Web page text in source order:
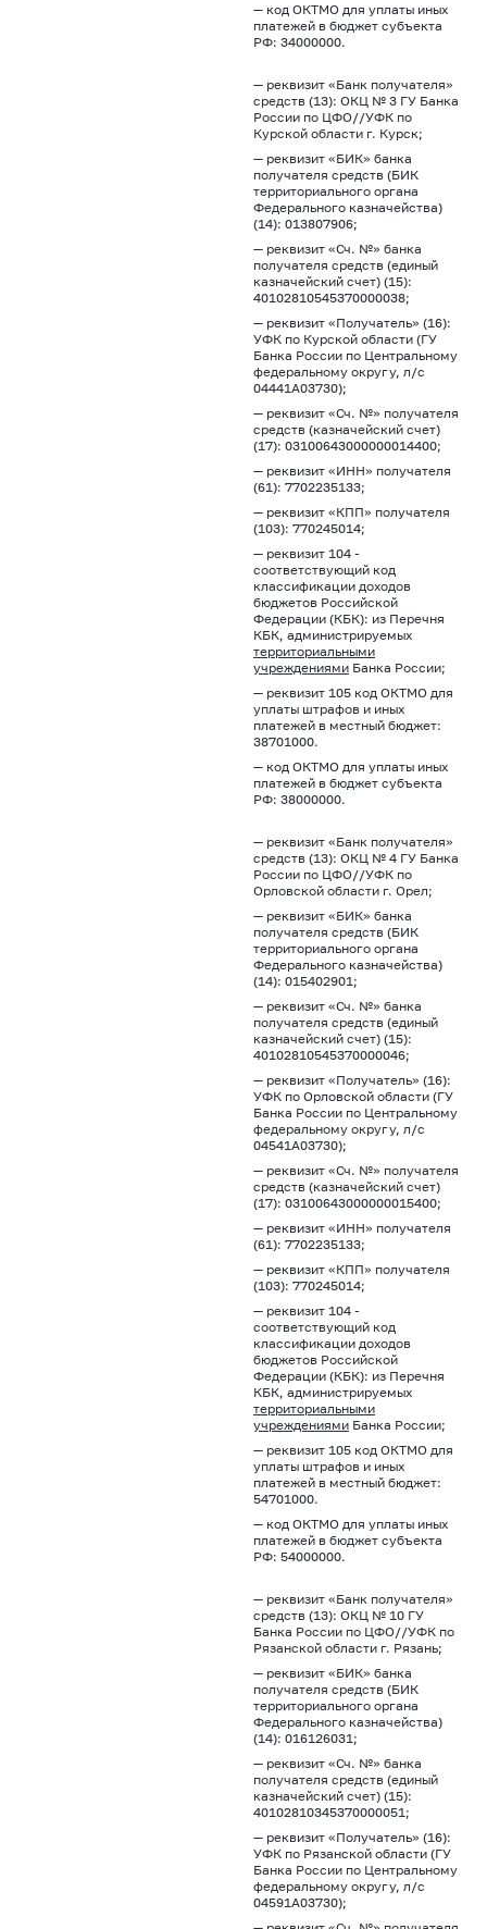
— код ОКТМО для уплаты иных
платежей в бюджет субъекта
РФ: 34000000.
— реквизит «Банк получателя»
средств (13): ОКЦ № 3 ГУ Банка
России по ЦФО//УФК по
Курской области г. Курск;
— реквизит «БИК» банка
получателя средств (БИК
территориального органа
Федерального казначейства)
(14): 013807906;
— реквизит «Сч. №» банка
получателя средств (единый
казначейский счет) (15):
40102810545370000038;
— реквизит «Получатель» (16):
УФК по Курской области (ГУ
Банка России по Центральному
федеральному округу, л/с
04441А03730);
— реквизит «Сч. №» получателя
средств (казначейский счет)
(17): 03100643000000014400;
— реквизит «ИНН» получателя
(61): 7702235133;
— реквизит «КПП» получателя
(103): 770245014;
— реквизит 104 -
соответствующий код
классификации доходов
бюджетов Российской
Федерации (КБК): из Перечня
КБК, администрируемых
территориальными
учреждениями Банка России;
— реквизит 105 код ОКТМО для
уплаты штрафов и иных
платежей в местный бюджет:
38701000.
— код ОКТМО для уплаты иных
платежей в бюджет субъекта
РФ: 38000000.
— реквизит «Банк получателя»
средств (13): ОКЦ № 4 ГУ Банка
России по ЦФО//УФК по
Орловской области г. Орел;
— реквизит «БИК» банка
получателя средств (БИК
территориального органа
Федерального казначейства)
(14): 015402901;
— реквизит «Сч. №» банка
получателя средств (единый
казначейский счет) (15):
40102810545370000046;
— реквизит «Получатель» (16):
УФК по Орловской области (ГУ
Банка России по Центральному
федеральному округу, л/с
04541А03730);
— реквизит «Сч. №» получателя
средств (казначейский счет)
(17): 03100643000000015400;
— реквизит «ИНН» получателя
(61): 7702235133;
— реквизит «КПП» получателя
(103): 770245014;
— реквизит 104 -
соответствующий код
классификации доходов
бюджетов Российской
Федерации (КБК): из Перечня
КБК, администрируемых
территориальными
учреждениями Банка России;
— реквизит 105 код ОКТМО для
уплаты штрафов и иных
платежей в местный бюджет:
54701000.
— код ОКТМО для уплаты иных
платежей в бюджет субъекта
РФ: 54000000.
— реквизит «Банк получателя»
средств (13): ОКЦ № 10 ГУ
Банка России по ЦФО//УФК по
Рязанской области г. Рязань;
— реквизит «БИК» банка
получателя средств (БИК
территориального органа
Федерального казначейства)
(14): 016126031;
— реквизит «Сч. №» банка
получателя средств (единый
казначейский счет) (15):
40102810345370000051;
— реквизит «Получатель» (16):
УФК по Рязанской области (ГУ
Банка России по Центральному
федеральному округу, л/с
04591А03730);